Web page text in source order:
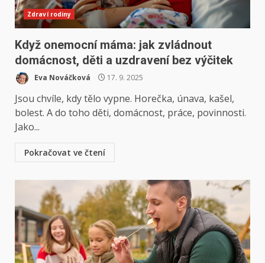
Zdraví rodiny
Když onemocní máma: jak zvládnout
domácnost, děti a uzdravení bez výčitek
Eva Nováčková 17. 9. 2025
Jsou chvíle, kdy tělo vypne. Horečka, únava, kašel,
bolest. A do toho děti, domácnost, práce, povinnosti.
Jako...
Pokračovat ve čtení